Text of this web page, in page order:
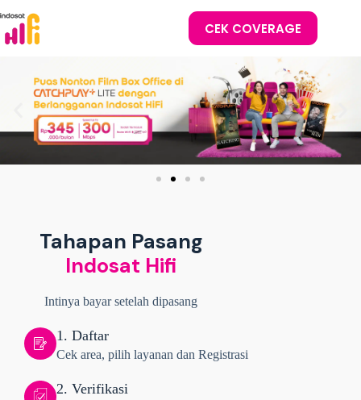
CEK COVERAGE
Tahapan Pasang
Indosat Hifi
Intinya bayar setelah dipasang
1. Daftar
Cek area, pilih layanan dan Registrasi
2. Verifikasi